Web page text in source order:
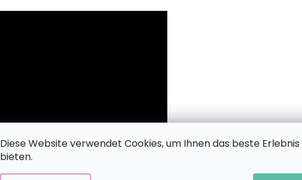
Diese Website verwendet Cookies, um Ihnen das beste Erlebnis
bieten.